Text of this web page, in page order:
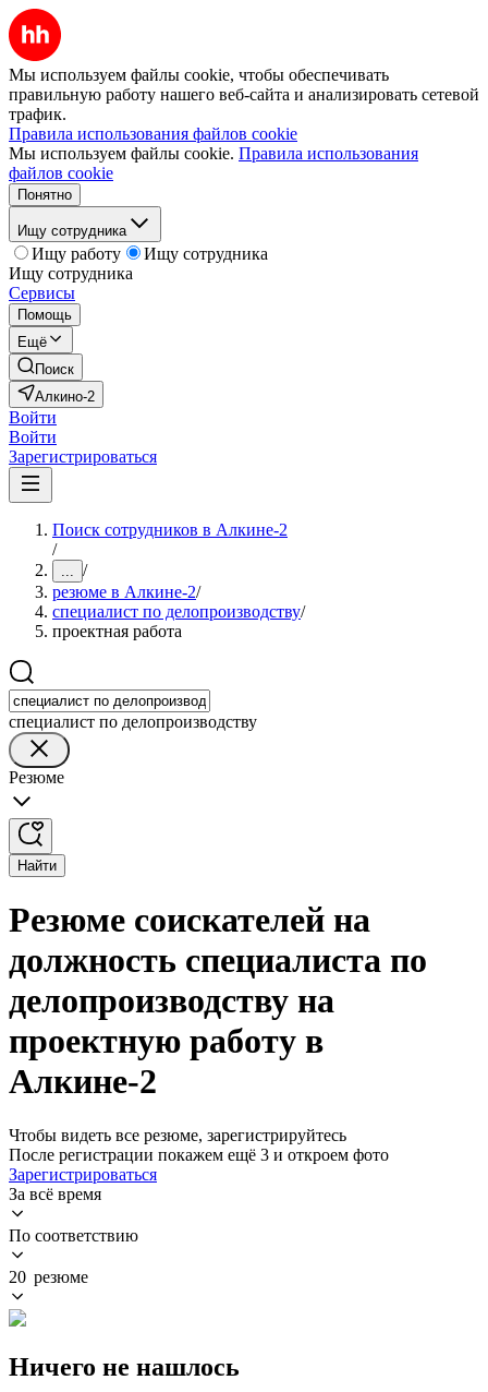
Мы используем файлы cookie, чтобы обеспечивать
правильную работу нашего веб-сайта и анализировать сетевой
трафик.
Правила использования файлов cookie
Мы используем файлы cookie. Правила использования
файлов cookie
Понятно
Ищу сотрудника
Ищу работу
Ищу сотрудника
Ищу сотрудника
Сервисы
Помощь
Ещё
Поиск
Алкино-2
Войти
Войти
Зарегистрироваться
Поиск сотрудников в Алкине-2
/
... /
резюме в Алкине-2/
специалист по делопроизводству/
проектная работа
специалист по делопроизводству
Резюме
Найти
Резюме соискателей на
должность специалиста по
делопроизводству на
проектную работу в
Алкине-2
Чтобы видеть все резюме, зарегистрируйтесь
После регистрации покажем ещё 3 и откроем фото
Зарегистрироваться
За всё время
По соответствию
20 резюме
Ничего не нашлось